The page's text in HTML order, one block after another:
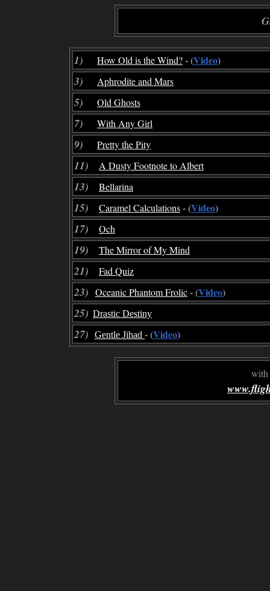
1) How Old is the Wind?- (Video)
3) Aphrodite and Mars
5) Old Ghosts
7) With Any Girl
9) Pretty the Pity
11) A Dusty Footnote to Albert
13) Bellarina
15) Caramel Calculations- (Video)
17) Och
19) The Mirror of My Mind
21) Fad Quiz
23) Oceanic Phantom Frolic- (Video)
25) Drastic Destiny
27) Gentle Jihad - (Video)
with